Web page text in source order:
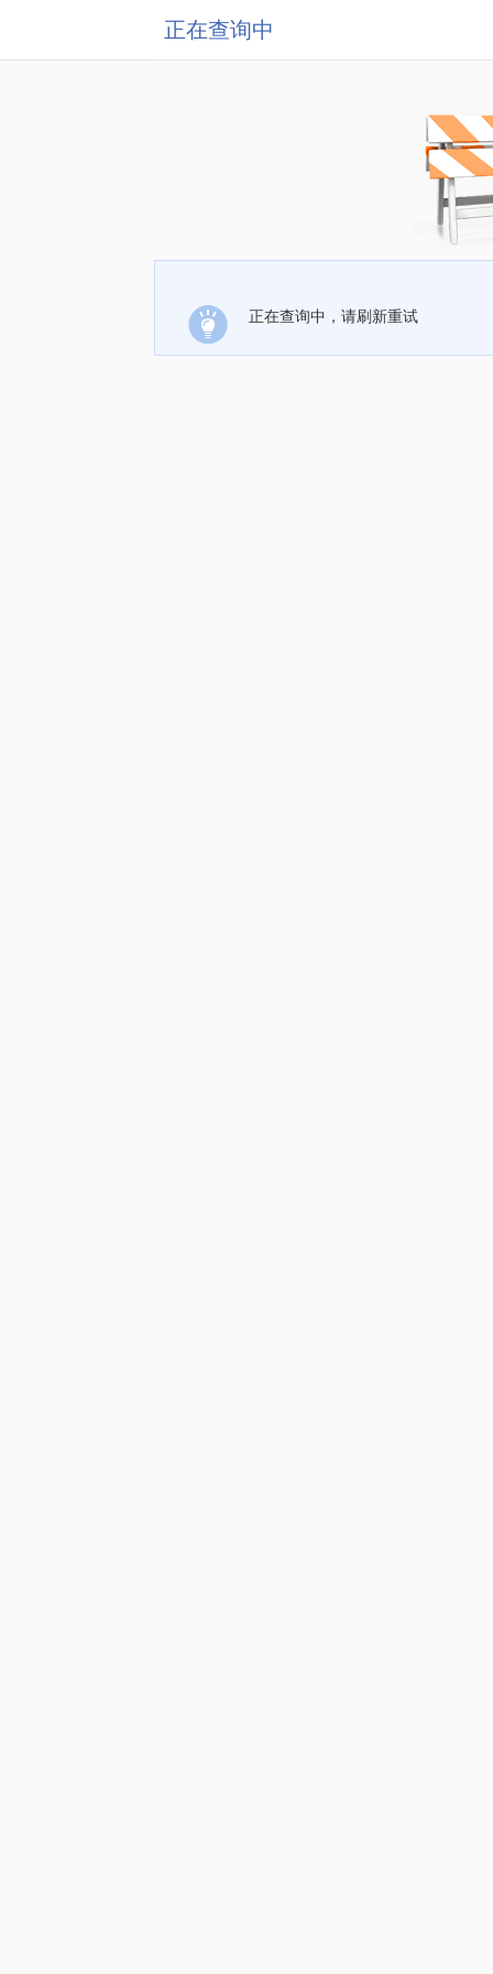
正在查询中
正在查询中，请刷新重试